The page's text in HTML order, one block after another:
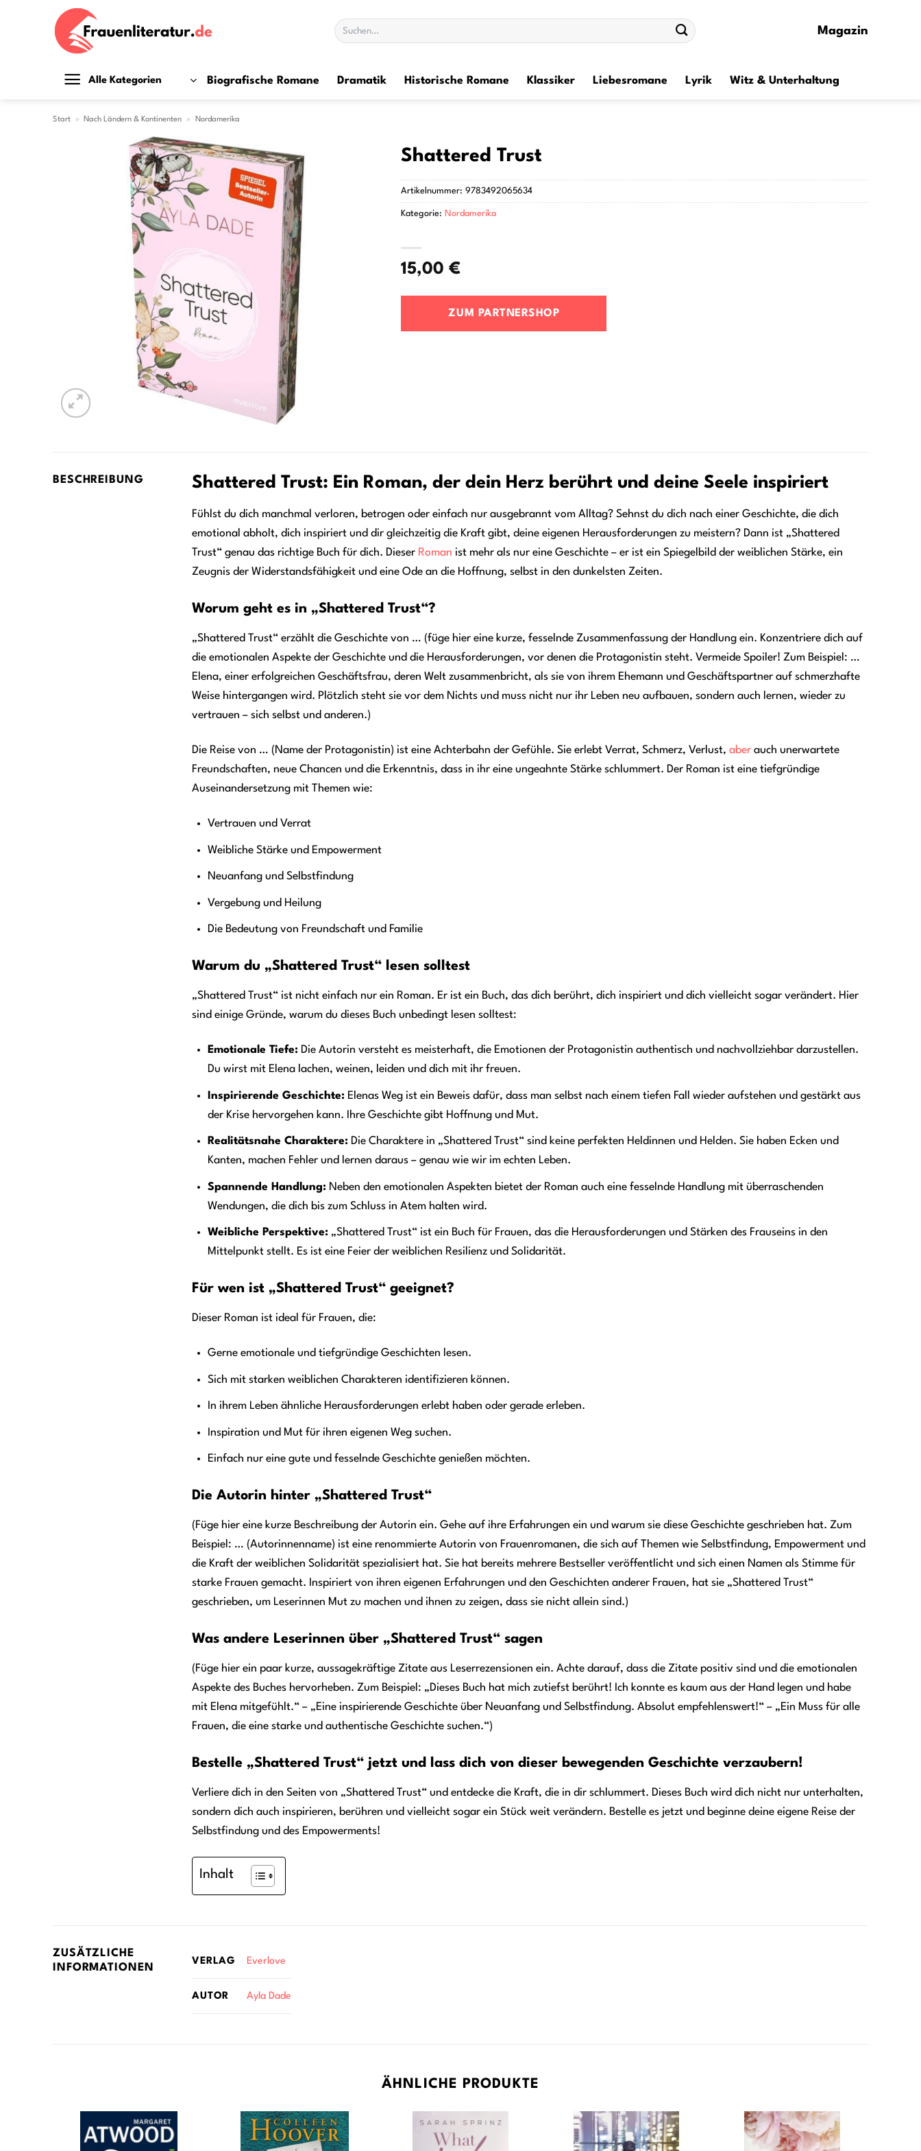
Suchen
nach:
Magazin
Alle Kategorien Biografische Romane Dramatik Historische Romane Klassiker Liebesromane Lyrik Witz & Unterhaltung
Start » Nach Ländern & Kontinenten » Nordamerika
Shattered Trust
15,00€
ZUM PARTNERSHOP
Artikelnummer:9783492065634
Kategorie: Nordamerika
BESCHREIBUNG Shattered Trust: Ein Roman, der dein Herz berührt und deine Seele inspiriert
Fühlst du dich manchmal verloren, betrogen oder einfach nur ausgebrannt vom Alltag? Sehnst du dich nach einer Geschichte, die dich
emotional abholt, dich inspiriert und dir gleichzeitig die Kraft gibt, deine eigenen Herausforderungen zu meistern? Dann ist „Shattered
Trust“ genau das richtige Buch für dich. Dieser Roman ist mehr als nur eine Geschichte – er ist ein Spiegelbild der weiblichen Stärke, ein
Zeugnis der Widerstandsfähigkeit und eine Ode an die Hoffnung, selbst in den dunkelsten Zeiten.
Worum geht es in „Shattered Trust“?
„Shattered Trust“ erzählt die Geschichte von … (füge hier eine kurze, fesselnde Zusammenfassung der Handlung ein. Konzentriere dich auf
die emotionalen Aspekte der Geschichte und die Herausforderungen, vor denen die Protagonistin steht. Vermeide Spoiler! Zum Beispiel: …
Elena, einer erfolgreichen Geschäftsfrau, deren Welt zusammenbricht, als sie von ihrem Ehemann und Geschäftspartner auf schmerzhafte
Weise hintergangen wird. Plötzlich steht sie vor dem Nichts und muss nicht nur ihr Leben neu aufbauen, sondern auch lernen, wieder zu
vertrauen – sich selbst und anderen.)
Die Reise von … (Name der Protagonistin) ist eine Achterbahn der Gefühle. Sie erlebt Verrat, Schmerz, Verlust,aber auch unerwartete
Freundschaften, neue Chancen und die Erkenntnis, dass in ihr eine ungeahnte Stärke schlummert. Der Roman ist eine tiefgründige
Auseinandersetzung mit Themen wie:
Vertrauen und Verrat
Weibliche Stärke und Empowerment
Neuanfang und Selbstfindung
Vergebung und Heilung
Die Bedeutung von Freundschaft und Familie
Warum du „Shattered Trust“ lesen solltest
„Shattered Trust“ ist nicht einfach nur ein Roman. Er ist ein Buch, das dich berührt, dich inspiriert und dich vielleicht sogar verändert. Hier
sind einige Gründe, warum du dieses Buch unbedingt lesen solltest:
Emotionale Tiefe: Die Autorin versteht es meisterhaft, die Emotionen der Protagonistin authentisch und nachvollziehbar darzustellen.
Du wirst mit Elena lachen, weinen, leiden und dich mit ihr freuen.
Inspirierende Geschichte: Elenas Weg ist ein Beweis dafür, dass man selbst nach einem tiefen Fall wieder aufstehen und gestärkt aus
der Krise hervorgehen kann. Ihre Geschichte gibt Hoffnung und Mut.
Realitätsnahe Charaktere: Die Charaktere in „Shattered Trust“ sind keine perfekten Heldinnen und Helden. Sie haben Ecken und
Kanten, machen Fehler und lernen daraus – genau wie wir im echten Leben.
Spannende Handlung: Neben den emotionalen Aspekten bietet der Roman auch eine fesselnde Handlung mit überraschenden
Wendungen, die dich bis zum Schluss in Atem halten wird.
Weibliche Perspektive: „Shattered Trust“ ist ein Buch für Frauen, das die Herausforderungen und Stärken des Frauseins in den
Mittelpunkt stellt. Es ist eine Feier der weiblichen Resilienz und Solidarität.
Für wen ist „Shattered Trust“ geeignet?
Dieser Roman ist ideal für Frauen, die:
Gerne emotionale und tiefgründige Geschichten lesen.
Sich mit starken weiblichen Charakteren identifizieren können.
In ihrem Leben ähnliche Herausforderungen erlebt haben oder gerade erleben.
Inspiration und Mut für ihren eigenen Weg suchen.
Einfach nur eine gute und fesselnde Geschichte genießen möchten.
Die Autorin hinter „Shattered Trust“
(Füge hier eine kurze Beschreibung der Autorin ein. Gehe auf ihre Erfahrungen ein und warum sie diese Geschichte geschrieben hat. Zum
Beispiel: … (Autorinnenname) ist eine renommierte Autorin von Frauenromanen, die sich auf Themen wie Selbstfindung, Empowerment und
die Kraft der weiblichen Solidarität spezialisiert hat. Sie hat bereits mehrere Bestseller veröffentlicht und sich einen Namen als Stimme für
starke Frauen gemacht. Inspiriert von ihren eigenen Erfahrungen und den Geschichten anderer Frauen, hat sie „Shattered Trust“
geschrieben, um Leserinnen Mut zu machen und ihnen zu zeigen, dass sie nicht allein sind.)
Was andere Leserinnen über „Shattered Trust“ sagen
(Füge hier ein paar kurze, aussagekräftige Zitate aus Leserrezensionen ein. Achte darauf, dass die Zitate positiv sind und die emotionalen
Aspekte des Buches hervorheben. Zum Beispiel: „Dieses Buch hat mich zutiefst berührt! Ich konnte es kaum aus der Hand legen und habe
mit Elena mitgefühlt.“ – „Eine inspirierende Geschichte über Neuanfang und Selbstfindung. Absolut empfehlenswert!“ – „Ein Muss für alle
Frauen, die eine starke und authentische Geschichte suchen.“)
Bestelle „Shattered Trust“ jetzt und lass dich von dieser bewegenden Geschichte verzaubern!
Verliere dich in den Seiten von „Shattered Trust“ und entdecke die Kraft, die in dir schlummert. Dieses Buch wird dich nicht nur unterhalten,
sondern dich auch inspirieren, berühren und vielleicht sogar ein Stück weit verändern. Bestelle es jetzt und beginne deine eigene Reise der
Selbstfindung und des Empowerments!
Inhalt
ZUSÄTZLICHE
INFORMATIONEN
VERLAG Everlove
AUTOR Ayla Dade
ÄHNLICHE PRODUKTE